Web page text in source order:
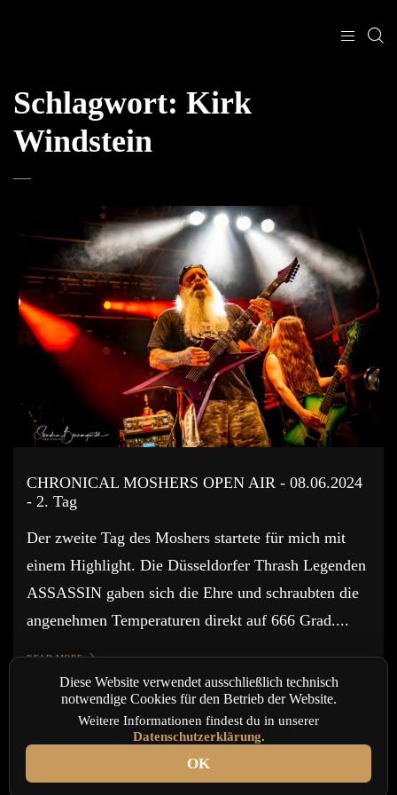
Schlagwort: Kirk
Windstein
CHRONICAL MOSHERS OPEN AIR - 08.06.2024
- 2. Tag
Der zweite Tag des Moshers startete für mich mit
einem Highlight. Die Düsseldorfer Thrash Legenden
ASSASSIN gaben sich die Ehre und schraubten die
angenehmen Temperaturen direkt auf 666 Grad....
READ MORE
Diese Website verwendet ausschließlich technisch
notwendige Cookies für den Betrieb der Website.
Weitere Informationen findest du in unserer
Datenschutzerklärung.
OK